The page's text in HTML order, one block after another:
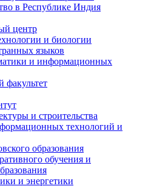
в Республике Индия
центр
и биологии
языков
и информационных
факультет
и строительства
технологий и
образования
обучения и
и энергетики